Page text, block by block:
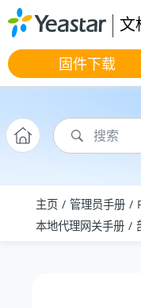
跳转到主要内容
文
固件下载
主页 管理员手册
本地代理网关手册